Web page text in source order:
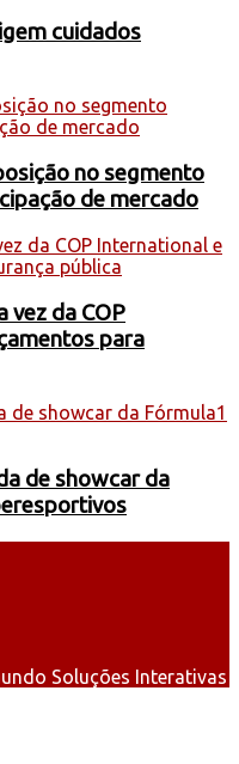
cuidados
no segmento
de mercado
vez da COP
para
de showcar da
Soluções Interativas